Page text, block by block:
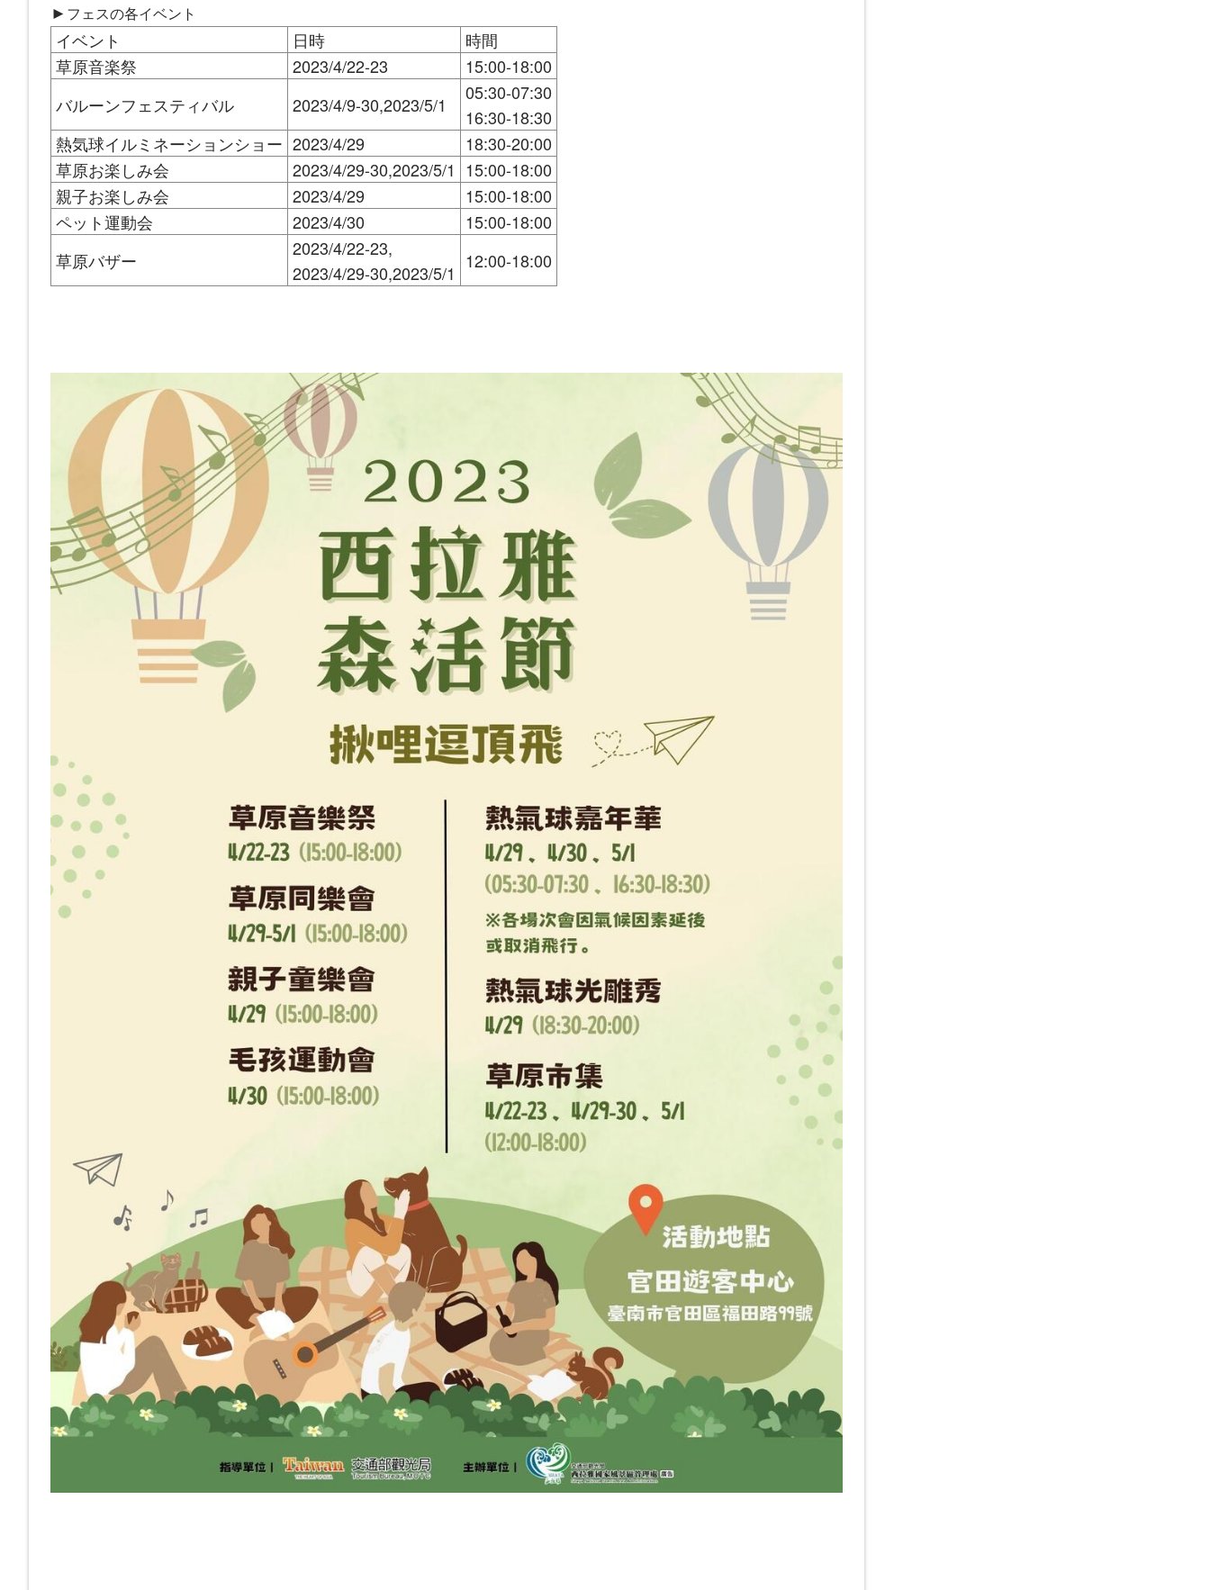
► フェスの各イベント
イベント 日時
時間
草原音楽祭
2023/4/22-23
15:00-18:00
バルーンフェスティバル
2023/4/9-30,2023/5/1
05:30-07:30
16:30-18:30
熱気球イルミネーションショー 2023/4/29
18:30-20:00
草原お楽しみ会
2023/4/29-30,2023/5/1 15:00-18:00
親子お楽しみ会
2023/4/29
15:00-18:00
ペット運動会
2023/4/30
15:00-18:00
草原バザー
2023/4/22-23,
2023/4/29-30,2023/5/1
12:00-18:00